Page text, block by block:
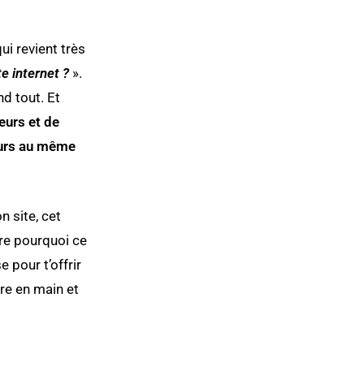
revient très
internet ?».
tout. Et
et de
au même
site, cet
pourquoi ce
pour t’offrir
en main et